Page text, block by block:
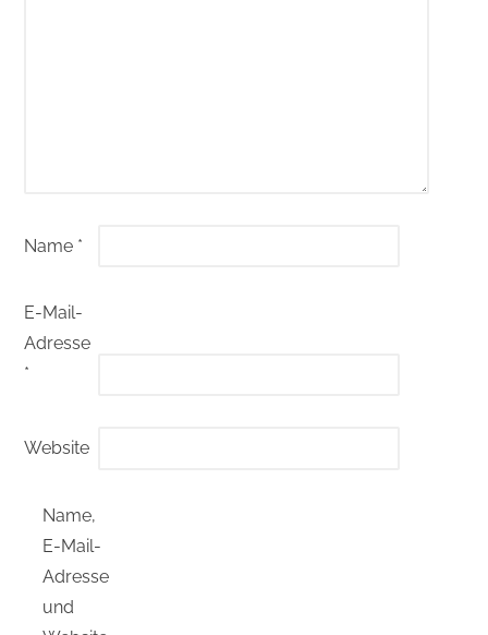
Name *
E-Mail-
Adresse
*
Website
Name,
E-Mail-
Adresse
und